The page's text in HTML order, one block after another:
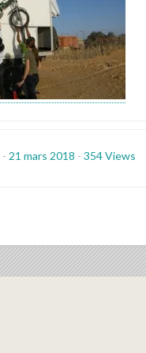
- 21 mars 2018 - 354 Views